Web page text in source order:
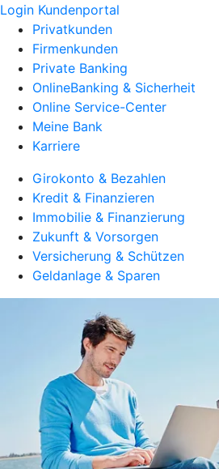
Login Kundenportal
Privatkunden
Firmenkunden
Private Banking
OnlineBanking & Sicherheit
Online Service-Center
Meine Bank
Karriere
Girokonto & Bezahlen
Kredit & Finanzieren
Immobilie & Finanzierung
Zukunft & Vorsorgen
Versicherung & Schützen
Geldanlage & Sparen